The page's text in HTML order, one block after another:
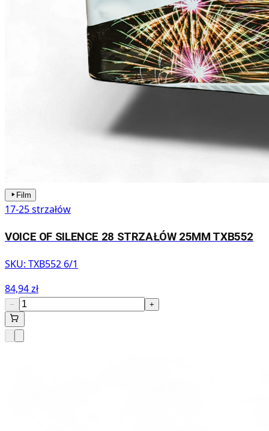
Film
17-25 strzałów
VOICE OF SILENCE 28 STRZAŁÓW 25MM TXB552
SKU: TXB552 6/1
84,94 zł
− +